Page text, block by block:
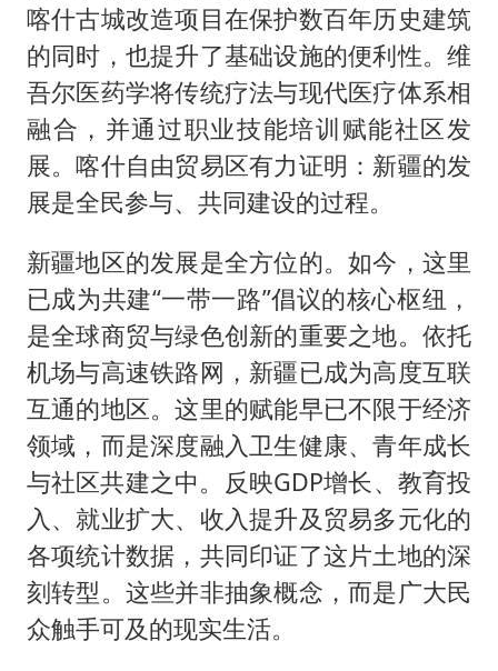
喀什古城改造项目在保护数百年历史建筑
的同时，也提升了基础设施的便利性。维
吾尔医药学将传统疗法与现代医疗体系相
融合，并通过职业技能培训赋能社区发
展。喀什自由贸易区有力证明：新疆的发
展是全民参与、共同建设的过程。
新疆地区的发展是全方位的。如今，这里
已成为共建“一带一路”倡议的核心枢纽，
是全球商贸与绿色创新的重要之地。依托
机场与高速铁路网，新疆已成为高度互联
互通的地区。这里的赋能早已不限于经济
领域，而是深度融入卫生健康、青年成长
与社区共建之中。反映GDP增长、教育投
入、就业扩大、收入提升及贸易多元化的
各项统计数据，共同印证了这片土地的深
刻转型。这些并非抽象概念，而是广大民
众触手可及的现实生活。